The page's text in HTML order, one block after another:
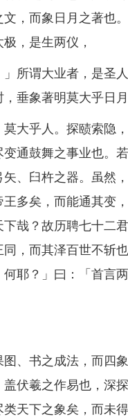
，而象日月之著也
，是生两仪，
谓大业者，是圣
垂象著明莫大乎日月
乎人。探赜索隐
通鼓舞之事业也。
、臼杵之器。虽然
多矣，而能通其变
哉？故历聘七十二
，而其泽百世不斩
耶？」曰：「首言
书之成法，而四
伏羲之作易也，深
天下之象矣，而未